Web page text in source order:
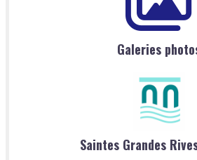
Galeries
Saintes Grandes